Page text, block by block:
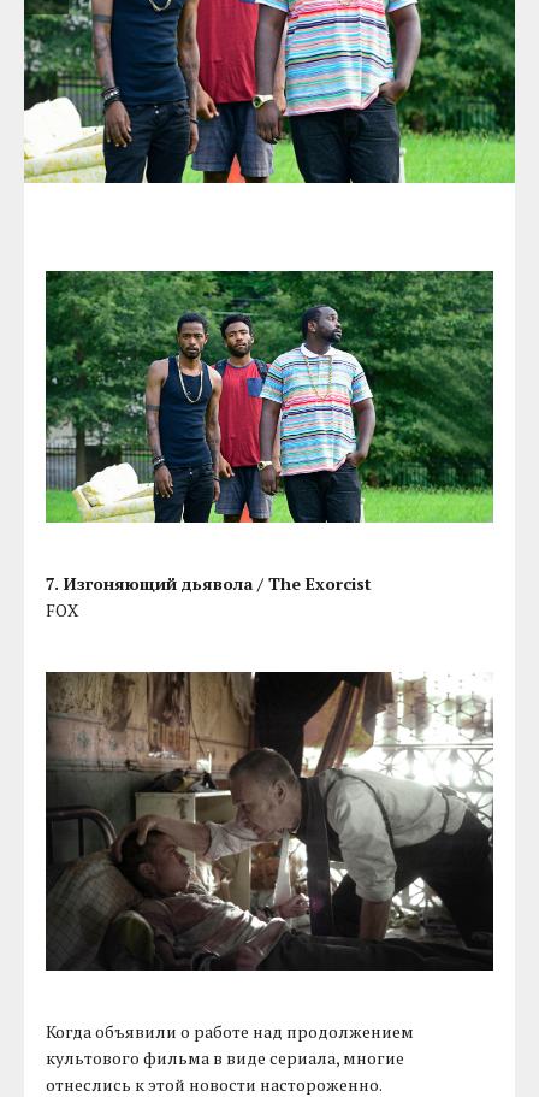
7. Изгоняющий дьявола / The Exorcist
FOX
Когда объявили о работе над продолжением
культового фильма в виде сериала, многие
отнеслись к этой новости настороженно.